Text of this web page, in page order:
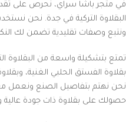
في متجر باشا سراي، نحرص على
البقلاوة التركية في جدة. نحن
ونتبع وصفات تقليدية تضمن لك
تمتع بتشكيلة واسعة من البقلاوة
بقلاوة الفستق الحلبي الغنية،
نحن نهتم بتفاصيل الصنع ونعمل
حصولك على بقلاوة ذات جودة عالية